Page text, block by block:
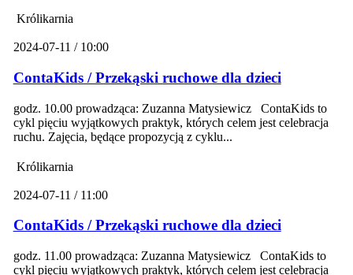
Królikarnia
2024-07-11 / 10:00
ContaKids / Przekąski ruchowe dla dzieci
godz. 10.00 prowadząca: Zuzanna Matysiewicz ContaKids to
cykl pięciu wyjątkowych praktyk, których celem jest celebracja
ruchu. Zajęcia, będące propozycją z cyklu...
Królikarnia
2024-07-11 / 11:00
ContaKids / Przekąski ruchowe dla dzieci
godz. 11.00 prowadząca: Zuzanna Matysiewicz ContaKids to
cykl pięciu wyjątkowych praktyk, których celem jest celebracja